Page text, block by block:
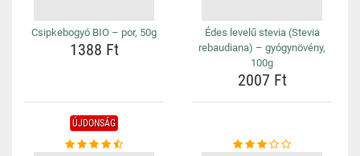
Csipkebogyó BIO – por, 50g
1388 Ft
Édes levelű stevia (Stevia
rebaudiana) – gyógynövény,
100g
2007 Ft
ÚJDONSÁG